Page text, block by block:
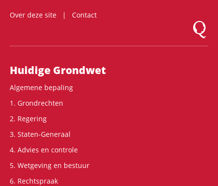
Over deze site
Contact
Logo
Hoofdnavigatie
Huidige Grondwet
Algemene bepaling
1. Grondrechten
2. Regering
3. Staten-Generaal
4. Advies en controle
5. Wetgeving en bestuur
6. Rechtspraak